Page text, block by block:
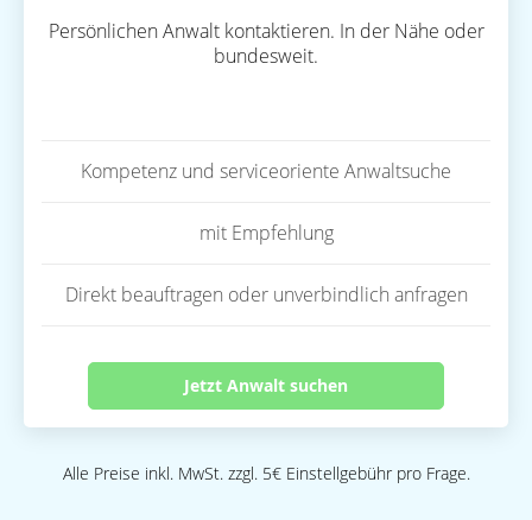
Persönlichen Anwalt kontaktieren. In der Nähe oder
bundesweit.
Kompetenz und serviceoriente Anwaltsuche
mit Empfehlung
Direkt beauftragen oder unverbindlich anfragen
Jetzt Anwalt suchen
Alle Preise inkl. MwSt. zzgl. 5€ Einstellgebühr pro Frage.